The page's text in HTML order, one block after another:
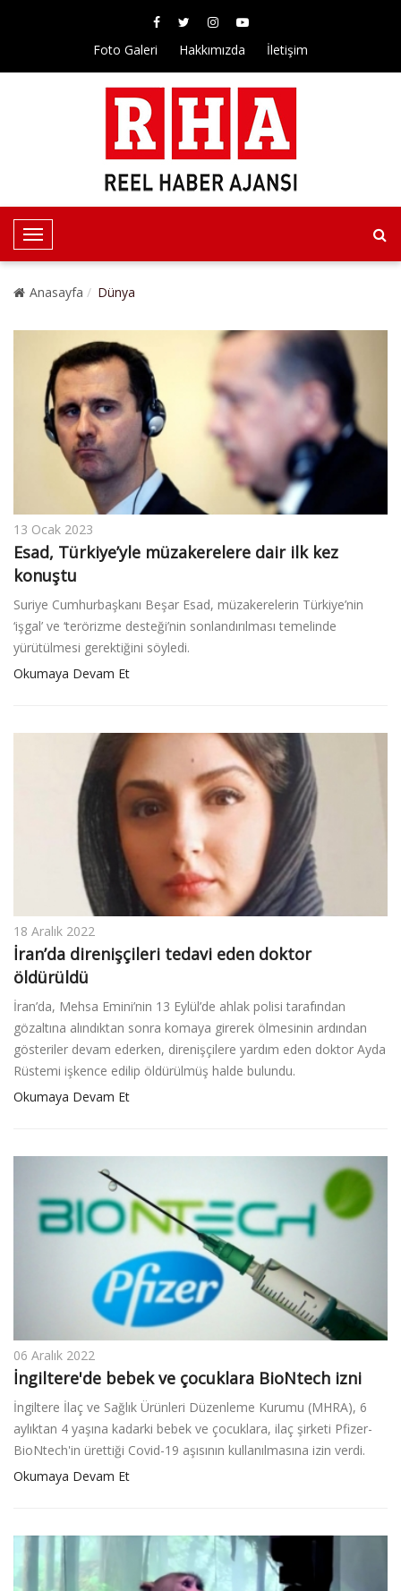
Foto Galeri Hakkımızda İletişim
T
o
g
i
o
n
Anasayfa Dünya
13 Ocak 2023
Esad, Türkiye’yle müzakerelere dair ilk kez
konuştu
Suriye Cumhurbaşkanı Beşar Esad, müzakerelerin Türkiye’nin
‘işgal’ ve ‘terörizme desteği’nin sonlandırılması temelinde
yürütülmesi gerektiğini söyledi.
Okumaya Devam Et
18 Aralık 2022
İran’da direnişçileri tedavi eden doktor
öldürüldü
İran’da, Mehsa Emini’nin 13 Eylül’de ahlak polisi tarafından
gözaltına alındıktan sonra komaya girerek ölmesinin ardından
gösteriler devam ederken, direnişçilere yardım eden doktor Ayda
Rüstemi işkence edilip öldürülmüş halde bulundu.
Okumaya Devam Et
06 Aralık 2022
İngiltere'de bebek ve çocuklara BioNtech izni
İngiltere İlaç ve Sağlık Ürünleri Düzenleme Kurumu (MHRA), 6
aylıktan 4 yaşına kadarki bebek ve çocuklara, ilaç şirketi Pfizer-
BioNtech'in ürettiği Covid-19 aşısının kullanılmasına izin verdi.
Okumaya Devam Et